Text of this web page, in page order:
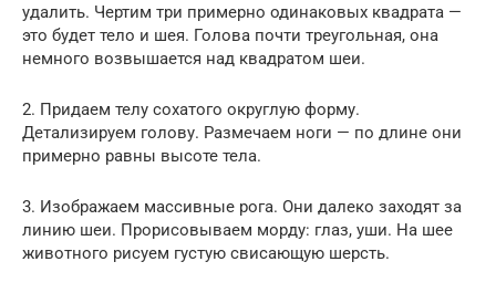
удалить. Чертим три примерно одинаковых квадрата —
это будет тело и шея. Голова почти треугольная, она
немного возвышается над квадратом шеи.
2. Придаем телу сохатого округлую форму.
Детализируем голову. Размечаем ноги — по длине они
примерно равны высоте тела.
3. Изображаем массивные рога. Они далеко заходят за
линию шеи. Прорисовываем морду: глаз, уши. На шее
животного рисуем густую свисающую шерсть.